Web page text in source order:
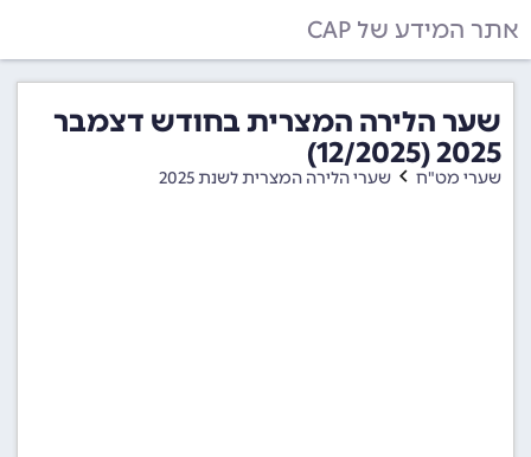
אתר המידע של CAP
שער הלירה המצרית בחודש דצמבר
2025 (12/2025)
שערי מט"ח שערי הלירה המצרית לשנת 2025